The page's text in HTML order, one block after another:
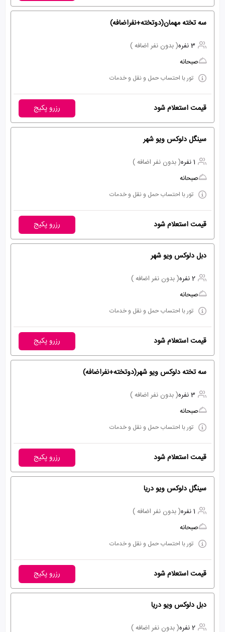
سه تخته مهمان(دوتخته+نفراضافه)
3 نفره
( بدون نفر اضافه )
صبحانه
تور با احتساب حمل و نقل و خدمات
قیمت استعلام شود رزرو پکیج
سینگل دلوکس ویو شهر
1 نفره
( بدون نفر اضافه )
صبحانه
تور با احتساب حمل و نقل و خدمات
قیمت استعلام شود رزرو پکیج
دبل دلوکس ویو شهر
2 نفره
( بدون نفر اضافه )
صبحانه
تور با احتساب حمل و نقل و خدمات
قیمت استعلام شود رزرو پکیج
سه تخته دلوکس ویو شهر(دوتخته+نفراضافه)
3 نفره
( بدون نفر اضافه )
صبحانه
تور با احتساب حمل و نقل و خدمات
قیمت استعلام شود رزرو پکیج
سینگل دلوکس ویو دریا
1 نفره
( بدون نفر اضافه )
صبحانه
تور با احتساب حمل و نقل و خدمات
قیمت استعلام شود رزرو پکیج
دبل دلوکس ویو دریا
2 نفره ( بدون نفر اضافه )